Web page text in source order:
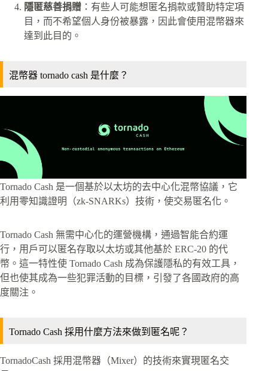
隱匿慈善捐贈 ：有些人可能想匿名捐款或贊助特定項
目，而不希望個人身份被暴露，因此會使用混幣器來
達到此目的。
混幣器 tornado cash 是什麼？
Tornado Cash 是一個基於以太坊的去中心化混幣協議，它
利用零知識證明（zk-SNARKs）技術，使交易匿名化。
Tornado Cash 無需中心化的運營機構，通過智能合約運
行，用戶可以匿名存取以太坊或其他基於 ERC-20 的代
幣。這一特性使 Tornado Cash 成為保護隱私的有效工具，
但也使其成為一些犯罪活動的目標，引發了各國政府的高
度關注。
Tornado Cash 採用什麼方法來做到匿名呢？
TornadoCash 採用混幣器（Mixer）的技術來實現匿名交